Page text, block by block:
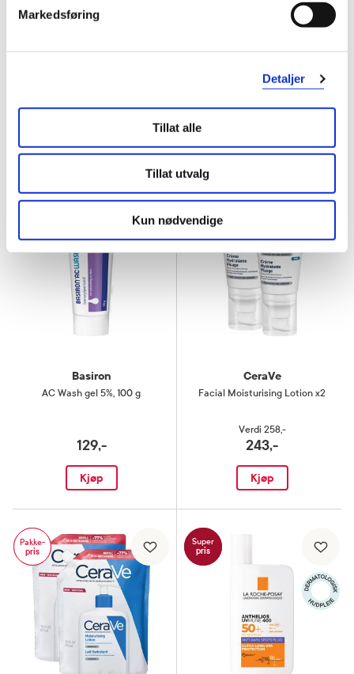
Markedsføring
Detaljer
Tillat alle
Tillat utvalg
Kun nødvendige
207,- 575,-
Fast
Basiron
AC Wash gel 5%, 100 g
129,-
Kjøp
Pakke-
CeraVe
Facial Moisturising Lotion x2
Verdi 258,-
243,-
Kjøp
Pakke-
pris
Super
pris